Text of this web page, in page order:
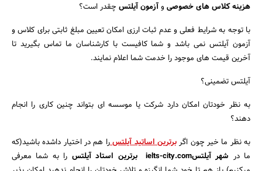
هزینه کلاس های خصوصیوآزمون آیلتس چقدر است؟
با توجه به شرایط فعلی و عدم ثبات ارزی امکان تعیین مبلغ ثابتی برای کلاس و
آزمون آیلتس نمی باشد و شما کافیست با کارشناسان ما تماس بگیرید تا
آخرین قیمت های موجود را خدمت شما اعلام نمایند.
آیلتس تضمینی؟
به نظر خودتان امکان دارد شرکت یا موسسه ای بتواند چنین کاری را انجام
دهند؟
به نظر ما خیر چون اگربرترین اساتید آیلتسرا هم در اختیار داشده باشید(که
ما در شهر آیلتسielts-city.com برترین استاد آیلتس را به شما معرفی